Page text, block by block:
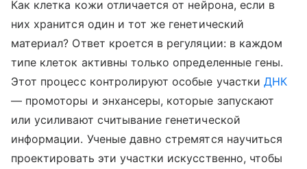
Как клетка кожи отличается от нейрона, если в
них хранится один и тот же генетический
материал? Ответ кроется в регуляции: в каждом
типе клеток активны только определенные гены.
Этот процесс контролируют особые участки ДНК
— промоторы и энхансеры, которые запускают
или усиливают считывание генетической
информации. Ученые давно стремятся научиться
проектировать эти участки искусственно, чтобы